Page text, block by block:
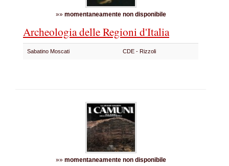
»» momentaneamente non disponibile
Archeologia delle Regioni d'Italia
Sabatino Moscati CDE - Rizzoli
»» momentaneamente non disponibile